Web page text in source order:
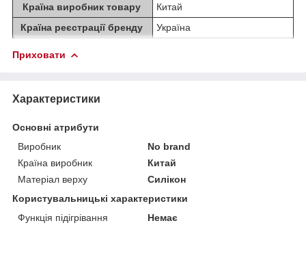
Країна виробник товару
Китай
Країна реєстрації бренду
Україна
Приховати
Характеристики
Основні атрибути
Виробник
No brand
Країна виробник
Китай
Матеріал верху
Силікон
Користувальницькі характеристики
Функція підігрівання
Немає